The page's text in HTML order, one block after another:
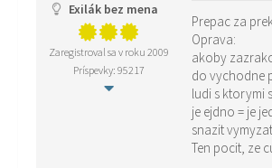
Exilák bez mena
Zaregistroval sa v roku 2009
Príspevky: 95217
Prepac za
Oprava:
akoby
do vychodne
ludi s ktorymi
je ejdno = je
snazit
Ten pocit, ze